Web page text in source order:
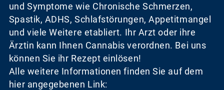
und Symptome wie Chronische Schmerzen,
Spastik, ADHS, Schlafstörungen, Appetitmangel
und viele Weitere etabliert. Ihr Arzt oder ihre
Ärztin kann Ihnen Cannabis verordnen. Bei uns
können Sie ihr Rezept einlösen!
Alle weitere Informationen finden Sie auf dem
hier angegebenen Link: